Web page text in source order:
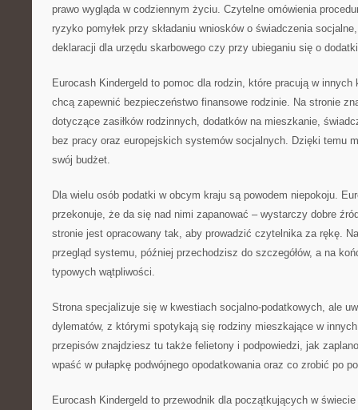
prawo wygląda w codziennym życiu. Czytelne omówienia
ryzyko pomyłek przy składaniu wniosków o świadczenia
deklaracji dla urzędu skarbowego czy przy ubieganiu się o
Eurocash Kindergeld to pomoc dla rodzin, które pracują w
chcą zapewnić bezpieczeństwo finansowe rodzinie. Na stronie
dotyczące zasiłków rodzinnych, dodatków na mieszkanie,
bez pracy oraz europejskich systemów socjalnych. Dzięki temu
swój budżet.
Dla wielu osób podatki w obcym kraju są powodem niepokoju.
przekonuje, że da się nad nimi zapanować – wystarczy dobre
stronie jest opracowany tak, aby prowadzić czytelnika za rękę.
przegląd systemu, później przechodzisz do szczegółów, a na
typowych wątpliwości.
Strona specjalizuje się w kwestiach socjalno-podatkowych, ale
dylematów, z którymi spotykają się rodziny mieszkające w
przepisów znajdziesz tu także felietony i podpowiedzi, jak
wpaść w pułapkę podwójnego opodatkowania oraz co zrobić po
Eurocash Kindergeld to przewodnik dla początkujących w